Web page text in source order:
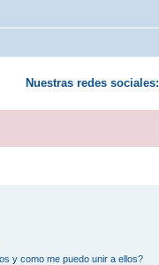
Nuestras redes sociales:
y como me puedo unir a ellos?